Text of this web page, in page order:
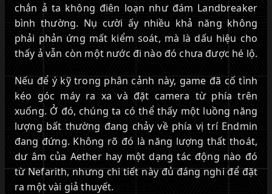
chắn ả ta không điên loạn như đám Landbreaker
bình thường. Nụ cười ấy nhiều khả năng không
phải phản ứng mất kiểm soát, mà là dấu hiệu cho
thấy ả vẫn còn một nước đi nào đó chưa được hé lộ.
Nếu để ý kỹ trong phân cảnh này, game đã cố tình
kéo góc máy ra xa và đặt camera từ phía trên
xuống. Ở đó, chúng ta có thể thấy một luồng năng
lượng bất thường đang chảy về phía vị trí Endmin
đang đứng. Không rõ đó là năng lượng thất thoát,
dư âm của Aether hay một dạng tác động nào đó
từ Nefarith, nhưng chi tiết này đủ đáng nghi để đặt
ra một vài giả thuyết.